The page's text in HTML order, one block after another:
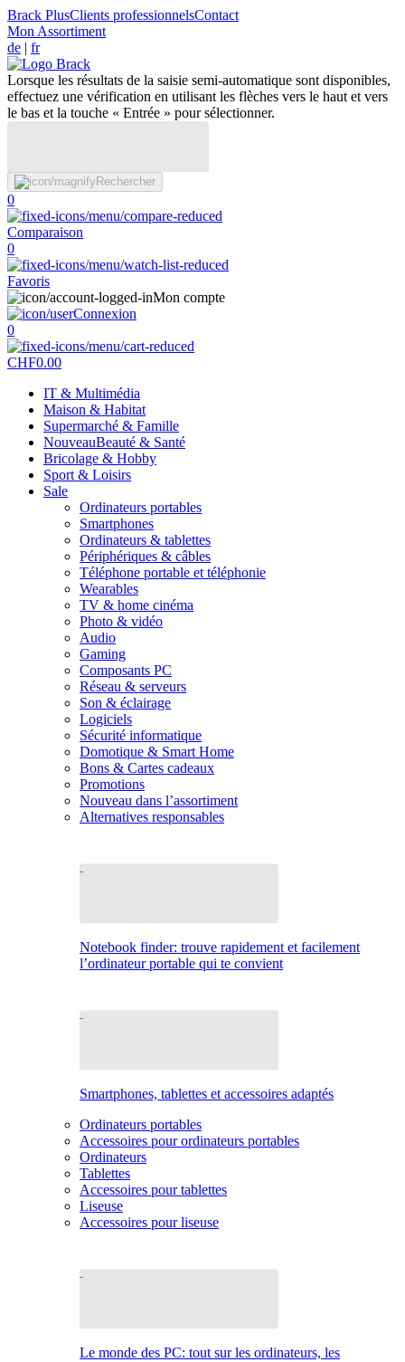
Brack PlusClients professionnelsContact
Mon Assortiment
de | fr
Lorsque les résultats de la saisie semi-automatique sont disponibles,
effectuez une vérification en utilisant les flèches vers le haut et vers
le bas et la touche « Entrée » pour sélectionner.
Rechercher
0
Comparaison
0
Favoris
Mon compte
Connexion
0
CHF0.00
IT & Multimédia
Maison & Habitat
Supermarché & Famille
NouveauBeauté & Santé
Bricolage & Hobby
Sport & Loisirs
Sale
Ordinateurs portables
Smartphones
Ordinateurs & tablettes
Périphériques & câbles
Téléphone portable et téléphonie
Wearables
TV & home cinéma
Photo & vidéo
Audio
Gaming
Composants PC
Réseau & serveurs
Son & éclairage
Logiciels
Sécurité informatique
Domotique & Smart Home
Bons & Cartes cadeaux
Promotions
Nouveau dans l’assortiment
Alternatives responsables
Notebook finder: trouve rapidement et facilement
l’ordinateur portable qui te convient
Smartphones, tablettes et accessoires adaptés
Ordinateurs portables
Accessoires pour ordinateurs portables
Ordinateurs
Tablettes
Accessoires pour tablettes
Liseuse
Accessoires pour liseuse
Le monde des PC: tout sur les ordinateurs, les